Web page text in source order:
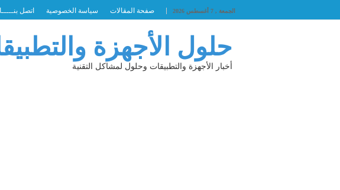
الجمعة , 7 أغسطس 2026 صفحة المقالات سياسة الخصوصية اتصل بنـــــا
حلول الأجهزة
أخبار الأجهزة والتطبيقات وحلول لمشاكل التقنية